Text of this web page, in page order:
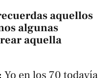
aquellos
algunas
aquella
Yo en los 70 todavía